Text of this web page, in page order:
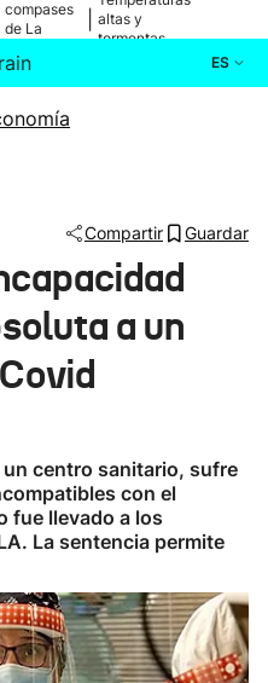
compases
de La
altas y
tormentas
ES
Compartir Guardar
a un
centro sanitario, sufre
con el
fue llevado a los
La sentencia permite